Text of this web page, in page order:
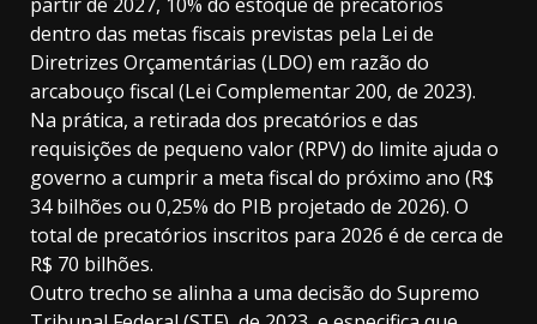
partir de 2027, 10% do estoque de precatórios
dentro das metas fiscais previstas pela Lei de
Diretrizes Orçamentárias (LDO) em razão do
arcabouço fiscal (Lei Complementar 200, de 2023).
Na prática, a retirada dos precatórios e das
requisições de pequeno valor (RPV) do limite ajuda o
governo a cumprir a meta fiscal do próximo ano (R$
34 bilhões ou 0,25% do PIB projetado de 2026). O
total de precatórios inscritos para 2026 é de cerca de
R$ 70 bilhões.
Outro trecho se alinha a uma decisão do Supremo